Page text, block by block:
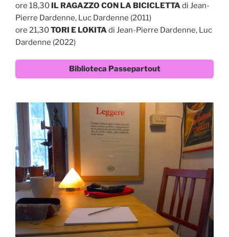
ore 18,30 IL RAGAZZO CON LA BICICLETTAdi Jean-
Pierre Dardenne, Luc Dardenne (2011)
ore 21,30TORI E LOKITAdi Jean-Pierre Dardenne, Luc
Dardenne (2022)
Biblioteca Passepartout